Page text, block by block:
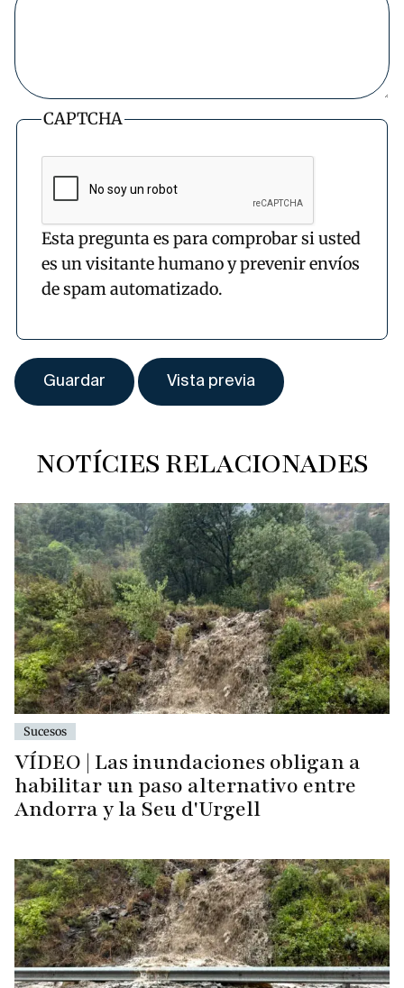
CAPTCHA
Esta pregunta es para comprobar si usted
es un visitante humano y prevenir envíos
de spam automatizado.
NOTÍCIES RELACIONADES
Sucesos
VÍDEO | Las inundaciones obligan a
habilitar un paso alternativo entre
Andorra y la Seu d'Urgell